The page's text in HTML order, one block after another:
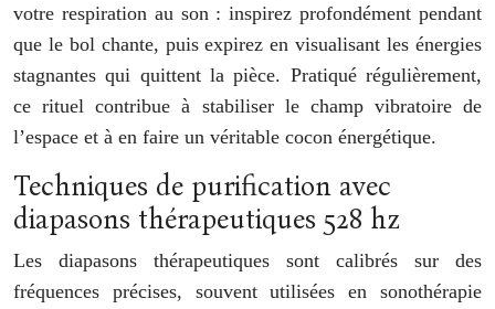
votre respiration au son : inspirez profondément pendant
que le bol chante, puis expirez en visualisant les énergies
stagnantes qui quittent la pièce. Pratiqué régulièrement,
ce rituel contribue à stabiliser le champ vibratoire de
l’espace et à en faire un véritable cocon énergétique.
Techniques de purification avec
diapasons thérapeutiques 528 hz
Les diapasons thérapeutiques sont calibrés sur des
fréquences précises, souvent utilisées en sonothérapie